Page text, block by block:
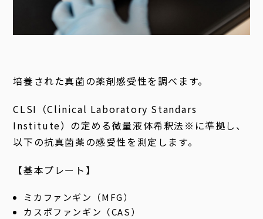
培養された真菌の薬剤感受性を調べます。
CLSI（Clinical Laboratory Standars
Institute）の定める微量液体希釈法※に準拠し、
以下の抗真菌薬の感受性を測定します。
【基本プレート】
ミカファンギン（MFG）
カスポファンギン（CAS）